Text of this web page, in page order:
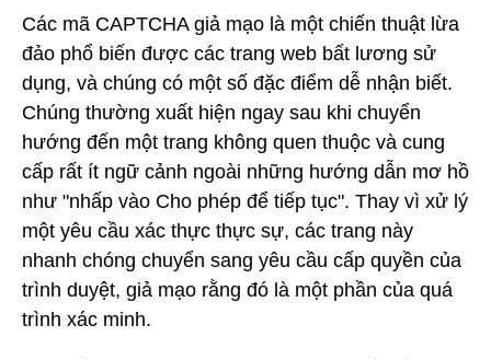
Các mã CAPTCHA giả mạo là một chiến thuật lừa
đảo phổ biến được các trang web bất lương sử
dụng, và chúng có một số đặc điểm dễ nhận biết.
Chúng thường xuất hiện ngay sau khi chuyển
hướng đến một trang không quen thuộc và cung
cấp rất ít ngữ cảnh ngoài những hướng dẫn mơ hồ
như "nhấp vào Cho phép để tiếp tục". Thay vì xử lý
một yêu cầu xác thực thực sự, các trang này
nhanh chóng chuyển sang yêu cầu cấp quyền của
trình duyệt, giả mạo rằng đó là một phần của quá
trình xác minh.